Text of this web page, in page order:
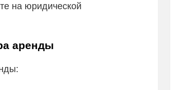
на юридической
аренды